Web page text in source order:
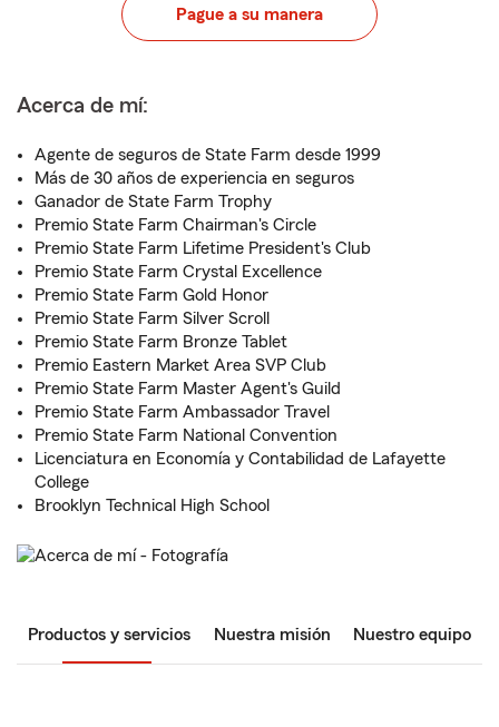
Pague a su manera
Acerca de mí:
Agente de seguros de State Farm desde 1999
Más de 30 años de experiencia en seguros
Ganador de State Farm Trophy
Premio State Farm Chairman's Circle
Premio State Farm Lifetime President's Club
Premio State Farm Crystal Excellence
Premio State Farm Gold Honor
Premio State Farm Silver Scroll
Premio State Farm Bronze Tablet
Premio Eastern Market Area SVP Club
Premio State Farm Master Agent's Guild
Premio State Farm Ambassador Travel
Premio State Farm National Convention
Licenciatura en Economía y Contabilidad de Lafayette
College
Brooklyn Technical High School
Productos y servicios Nuestra misión Nuestro equipo